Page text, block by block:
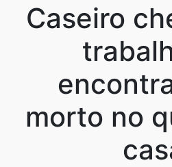
Caseiro
morto no